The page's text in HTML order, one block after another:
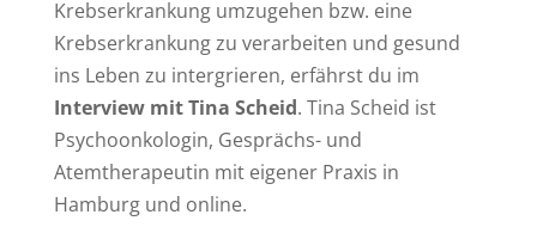
Krebserkrankung umzugehen bzw. eine
Krebserkrankung zu verarbeiten und gesund
ins Leben zu intergrieren, erfährst du im
Interview mit Tina Scheid. Tina Scheid ist
Psychoonkologin, Gesprächs- und
Atemtherapeutin mit eigener Praxis in
Hamburg und online.